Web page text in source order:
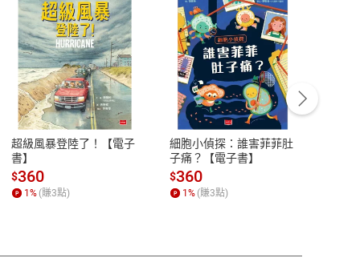
期
解
性
參
客服資訊
服務時間：週一到週五 10:00-12:00、
13:00-17:00 (國定假日及例假日休息)
客服電話：0080-1857077
超級風暴登陸了！【電子
書】
$360
1% (賺3點)
細胞小偵探：誰害菲菲肚
子痛？【電子書】
$360
1% (賺3點)